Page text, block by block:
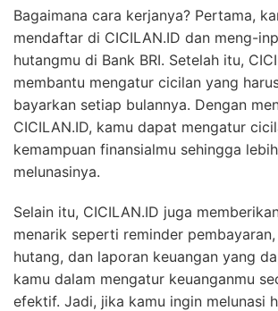
Bagaimana cara kerjanya? Pertama,
mendaftar di CICILAN.ID dan meng-
hutangmu di Bank BRI. Setelah itu,
membantu mengatur cicilan yang
bayarkan setiap bulannya. Dengan
CICILAN.ID, kamu dapat mengatur
kemampuan finansialmu sehingga
melunasinya.
Selain itu, CICILAN.ID juga
menarik seperti reminder
hutang, dan laporan keuangan yang
kamu dalam mengatur keuanganmu
efektif. Jadi, jika kamu ingin melunasi